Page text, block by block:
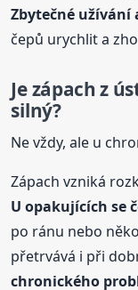
Zbytečné
čepů urychlit a
Je zápach z
silný?
Ne vždy, ale u
Zápach vzniká
U opakujících se
po ránu nebo
přetrvává i při
chronického